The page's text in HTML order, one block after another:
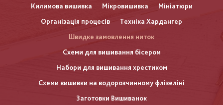
Килимова вишивка
Мікровишивка
Мініатюри
Організація процесів
Техніка Хардангер
Швидке замовлення ниток
Схеми для вишивання бісером
Набори для вишивання хрестиком
Схеми вишивки на водорозчинному флізеліні
Заготовки Вишиванок